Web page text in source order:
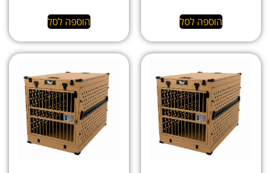
הוספה לסל הוספה לסל